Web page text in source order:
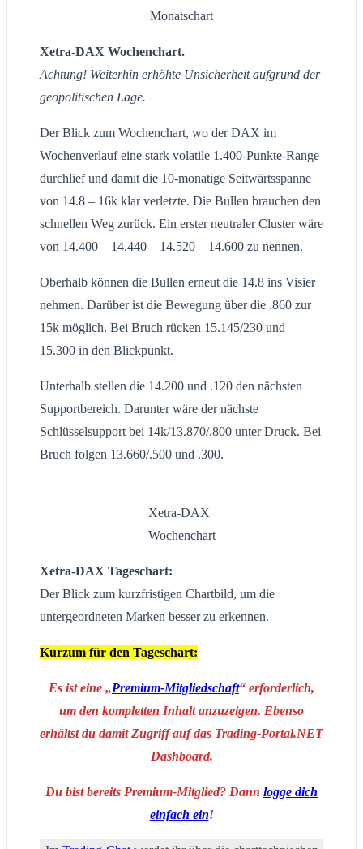
Monatschart
Xetra-DAX Wochenchart.
Achtung! Weiterhin erhöhte Unsicherheit aufgrund der
geopolitischen Lage.
Der Blick zum Wochenchart, wo der DAX im
Wochenverlauf eine stark volatile 1.400-Punkte-Range
durchlief und damit die 10-monatige Seitwärtsspanne
von 14.8 – 16k klar verletzte. Die Bullen brauchen den
schnellen Weg zurück. Ein erster neutraler Cluster wäre
von 14.400 – 14.440 – 14.520 – 14.600 zu nennen.
Oberhalb können die Bullen erneut die 14.8 ins Visier
nehmen. Darüber ist die Bewegung über die .860 zur
15k möglich. Bei Bruch rücken 15.145/230 und
15.300 in den Blickpunkt.
Unterhalb stellen die 14.200 und .120 den nächsten
Supportbereich. Darunter wäre der nächste
Schlüsselsupport bei 14k/13.870/.800 unter Druck. Bei
Bruch folgen 13.660/.500 und .300.
Xetra-DAX
Wochenchart
Xetra-DAX Tageschart:
Der Blick zum kurzfristigen Chartbild, um die
untergeordneten Marken besser zu erkennen.
Kurzum für den Tageschart:
Es ist eine „Premium-Mitgliedschaft“ erforderlich,
um den kompletten Inhalt anzuzeigen. Ebenso
erhältst du damit Zugriff auf das Trading-Portal.NET
Dashboard.
Du bist bereits Premium-Mitglied? Dann logge dich
einfach ein!